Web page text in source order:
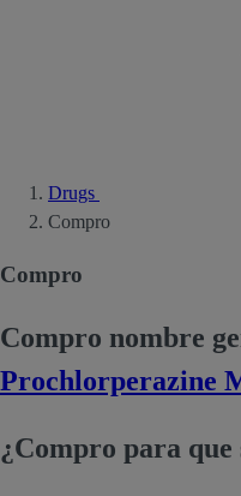
Drugs
Compro
Compro
Compro nombre
Prochlorperazine
¿Compro para que